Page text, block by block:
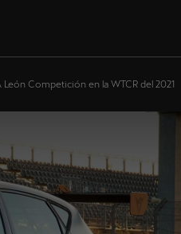
León Competición en la WTCR del 2021